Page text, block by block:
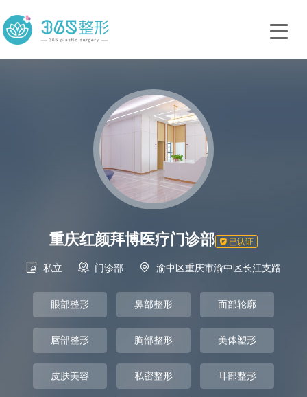
重庆红颜拜博医疗门诊部  已认证
 私立  门诊部  渝中区重庆市渝中区长江支路
眼部整形 鼻部整形 面部轮廓
唇部整形 胸部整形 美体塑形
皮肤美容 私密整形 耳部整形